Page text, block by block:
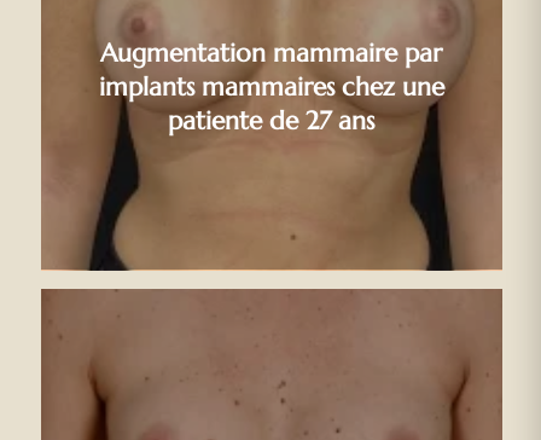
Augmentation mammaire par
implants mammaires chez une
patiente de 27 ans